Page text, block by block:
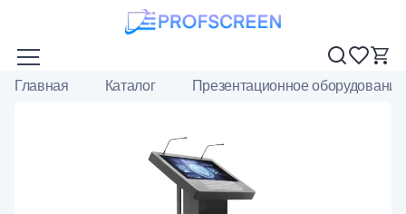
Главная Каталог Презентационное оборудование